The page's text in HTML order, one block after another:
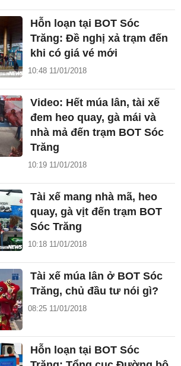
Hỗn loạn tại BOT Sóc
Trăng: Đề nghị xả trạm đến
khi có giá vé mới
10:48 11/01/2018
Video: Hết múa lân, tài xế
đem heo quay, gà mái và
nhà mả đến trạm BOT Sóc
Trăng
10:19 11/01/2018
Tài xế mang nhà mã, heo
quay, gà vịt đến trạm BOT
Sóc Trăng
10:18 11/01/2018
Tài xế múa lân ở BOT Sóc
Trăng, chủ đầu tư nói gì?
08:25 11/01/2018
Hỗn loạn tại BOT Sóc